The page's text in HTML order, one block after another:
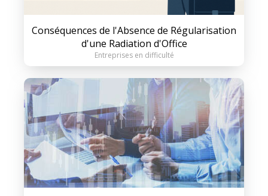
Conséquences de l'Absence de Régularisation
d'une Radiation d'Office
Entreprises en difficulté